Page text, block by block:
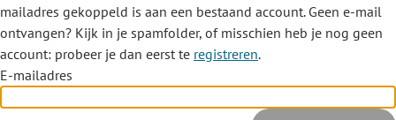
mailadres gekoppeld is aan een bestaand account. Geen e-mail
ontvangen? Kijk in je spamfolder, of misschien heb je nog geen
account: probeer je dan eerst te registreren.
E-mailadres